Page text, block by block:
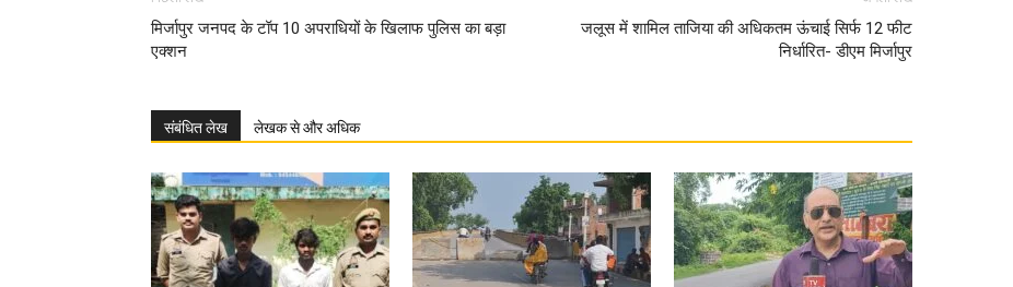
मिर्जापुर जनपद के टॉप 10 अपराधियों के खिलाफ पुलिस का बड़ा
एक्शन
जलूस में शामिल ताजिया की अधिकतम ऊंचाई सिर्फ 12 फीट
निर्धारित- डीएम मिर्जापुर
संबंधित लेख लेखक से और अधिक